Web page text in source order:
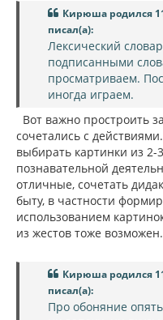
Кирюша родился
писал(а):
Лексический
подписанными
просматриваем.
иногда играем.
Вот важно простроить
сочетались с
выбирать картинки из 2-
познавательной
отличные, сочетать
быту, в частности
использованием
из жестов тоже возможен.
Кирюша родился
писал(а):
Про обоняние